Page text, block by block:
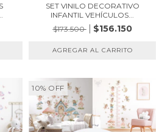
SET VINILO DECORATIVO
INFANTIL VEHÍCULOS...
$173.500
$156.150
10% OFF